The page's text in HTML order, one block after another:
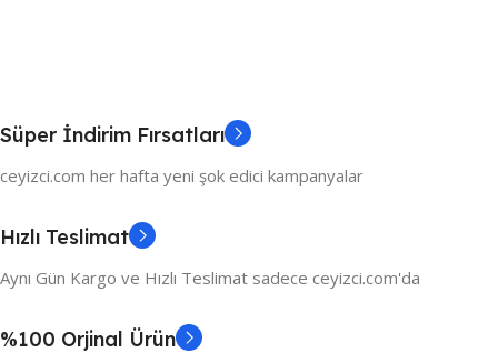
Süper İndirim Fırsatları
ceyizci.com her hafta yeni şok edici kampanyalar
Hızlı Teslimat
Aynı Gün Kargo ve Hızlı Teslimat sadece ceyizci.com'da
%100 Orjinal Ürün